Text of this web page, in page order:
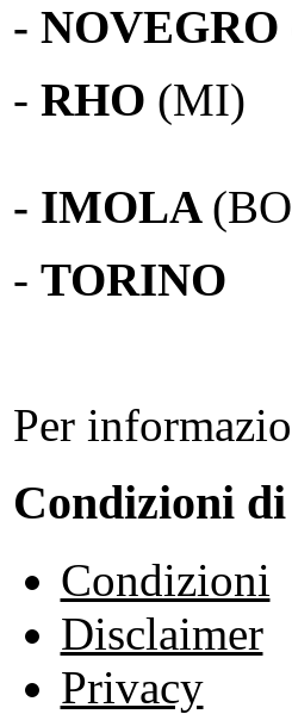
- NOVEGRO
- RHO (MI)
- IMOLA
- TORINO
Per
Condizioni
Condizioni
Disclaimer
Privacy